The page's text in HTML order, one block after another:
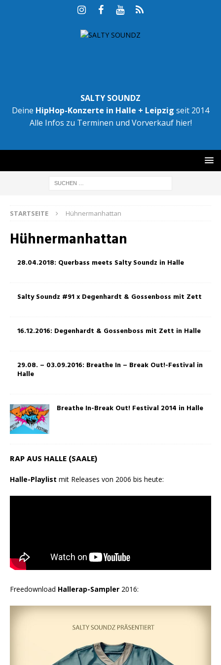
SALTY SOUNDZ
Deine HipHop-Konzerte in Halle + Leipzig seit 2014
Alle Infos zu Terminen und Vorverkauf hier!
STARTSEITE Hühnermanhattan
Hühnermanhattan
28.04.2018: Querbass meets Salty Soundz in Halle
Salty Soundz #91 x Degenhardt & Gossenboss mit Zett
16.12.2016: Degenhardt & Gossenboss mit Zett in Halle
29.08. – 03.09.2016: Breathe In – Break Out!-Festival in
Halle
Breathe In-Break Out! Festival 2014 in Halle
RAP AUS HALLE (SAALE)
Halle-Playlist mit Releases von 2006 bis heute:
Freedownload Hallerap-Sampler 2016: